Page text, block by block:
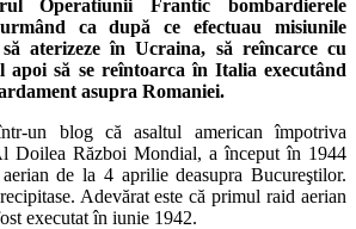
Operatiunii Frantic bombardierele
ca după ce efectuau misiunile
aterizeze în Ucraina, să reîncarce cu
apoi să se reîntoarca în Italia executând
asupra Romaniei.
un blog că asaltul american împotriva
Doilea Război Mondial, a început în 1944
de la 4 aprilie deasupra Bucureştilor.
Adevărat este că primul raid aerian
executat în iunie 1942.